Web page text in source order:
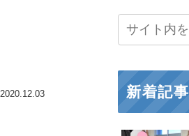
2020.12.03 新着記事